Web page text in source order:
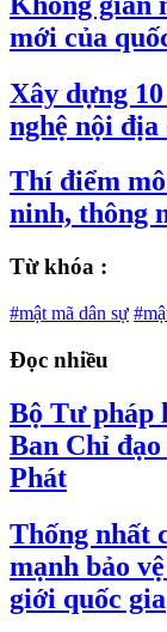
mới của
Xây dựng
nghệ nội
Thí điểm
ninh, thông
Từ khóa :
#mật mã dân sự
Đọc nhiều
Bộ Tư pháp
Ban Chỉ
Phát
Thống nhất
mạnh bảo
giới quốc gia